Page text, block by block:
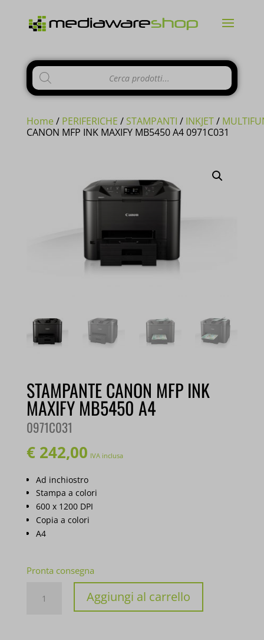
Products
search
Home / PERIFERICHE / STAMPANTI / INKJET/
CANON MFP INK MAXIFY MB5450 A4 0971C031
STAMPANTE CANON MFP INK
MAXIFY MB5450 A4
0971C031
€242,00 IVA inclusa
Ad inchiostro
Stampa a colori
600 x 1200 DPI
Copia a colori
A4
Pronta consegna
Aggiungi al carrello